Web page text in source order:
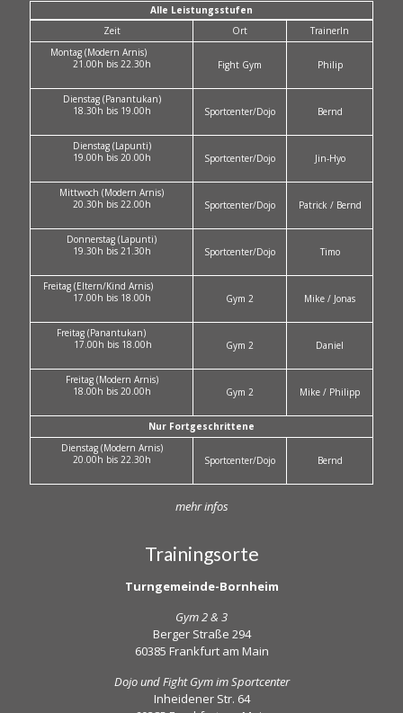
Alle Leistungsstufen
Zeit
Ort
TrainerIn
Montag (Modern Arnis)
21.00h bis 22.30h
Fight Gym Philip
Dienstag (Panantukan)
18.30h bis 19.00h
Sportcenter/Dojo Bernd
Dienstag (Lapunti)
19.00h bis 20.00h
Sportcenter/Dojo Jin-Hyo
Mittwoch (Modern Arnis)
20.30h bis 22.00h
Sportcenter/Dojo Patrick / Bernd
Donnerstag (Lapunti)
19.30h bis 21.30h
Sportcenter/Dojo Timo
Freitag (Eltern/Kind Arnis)
17.00h bis 18.00h
Gym 2 Mike / Jonas
Freitag (Panantukan)
17.00h bis 18.00h
Gym 2 Daniel
Freitag (Modern Arnis)
18.00h bis 20.00h
Gym 2 Mike / Philipp
Nur Fortgeschrittene
Dienstag (Modern Arnis)
20.00h bis 22.30h
Sportcenter/Dojo Bernd
mehr infos
Trainingsorte
Turngemeinde-Bornheim
Gym 2 & 3
Berger Straße 294
60385 Frankfurt am Main
Dojo und Fight Gym im Sportcenter
Inheidener Str. 64